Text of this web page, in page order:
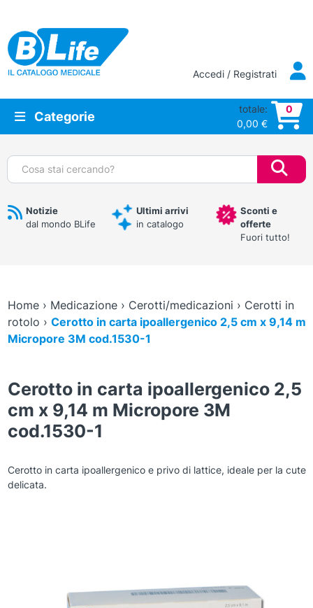
Vai al contenuto principale
Accedi / Registrati
Categorie
totale:
0,00 €
0
Cerca:
Notizie
dal mondo BLife
Ultimi arrivi
in catalogo
Sconti e
offerte
Fuori tutto!
Home› Medicazione› Cerotti/medicazioni › Cerotti in
rotolo › Cerotto in carta ipoallergenico 2,5 cm x 9,14 m
Micropore 3M cod.1530-1
Cerotto in carta ipoallergenico 2,5
cm x 9,14 m Micropore 3M
cod.1530-1
Cerotto in carta ipoallergenico e privo di lattice, ideale per la cute
delicata.